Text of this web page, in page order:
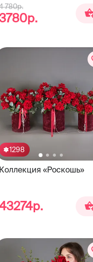
780р.
1298
Коллекция «Роскошь»